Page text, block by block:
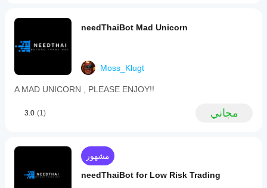
with
maximum
lot
1.
It
with
Pepperstone
Heikin
Ashi
needThaiBot Mad Unicorn
Moss_Klugt
A MAD UNICORN , PLEASE ENJOY!!
3.0 (1) مجاني
مشهور
needThaiBot for Low Risk Trading